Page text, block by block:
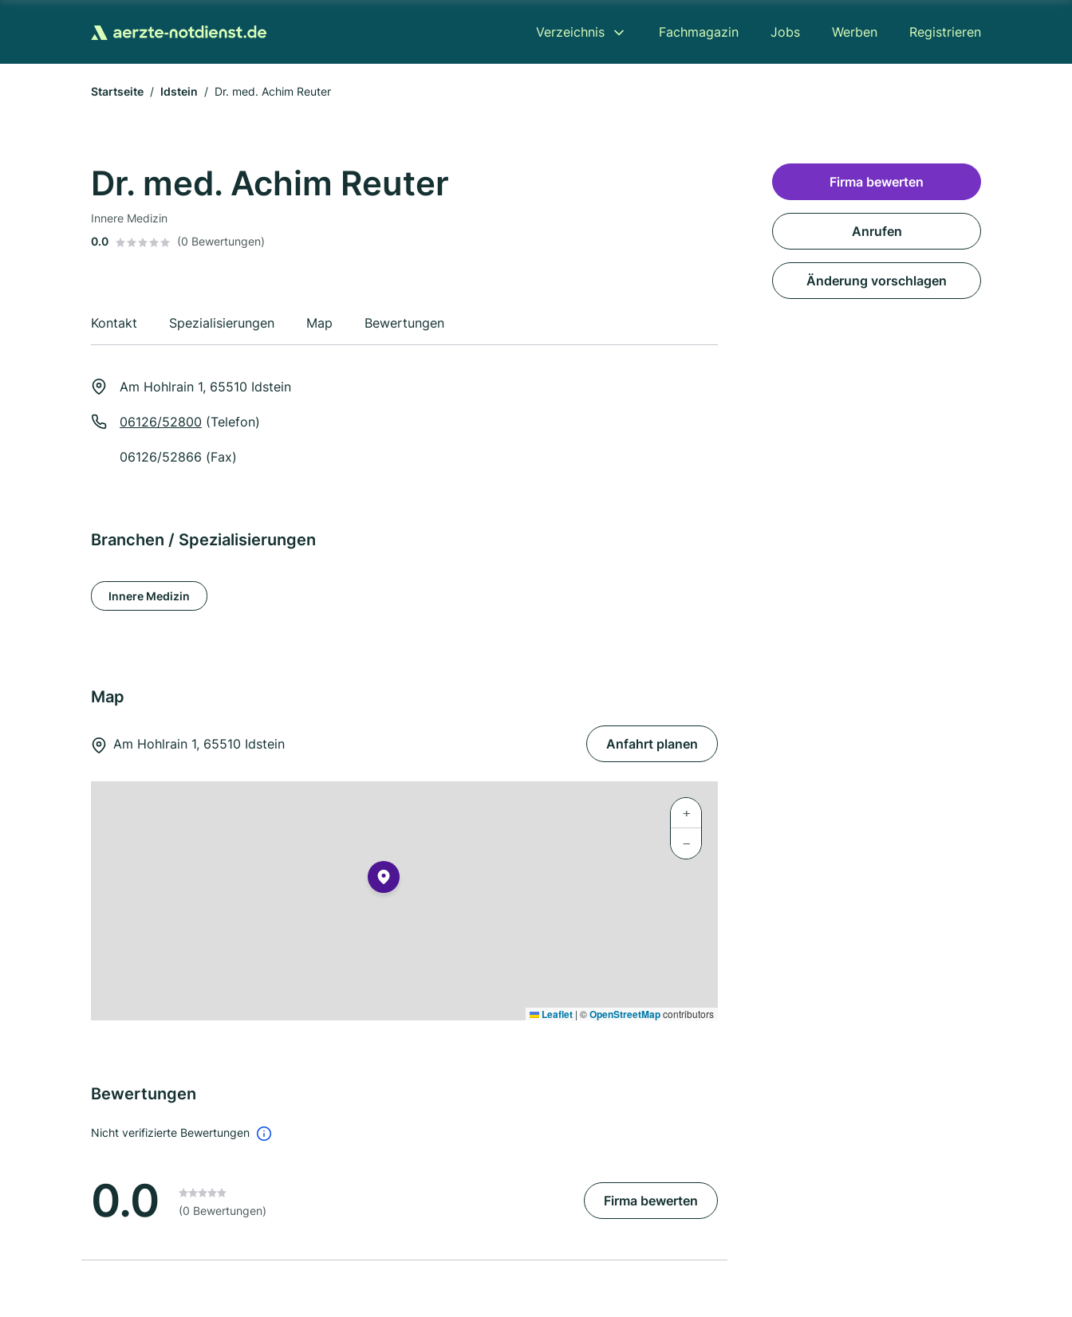
Verzeichnis Fachmagazin Jobs Werben Registrieren
Startseite Idstein Dr. med. Achim Reuter
Dr. med. Achim Reuter
Innere Medizin
0.0
(0 Bewertungen)
Kontakt Spezialisierungen Map Bewertungen
Am Hohlrain 1, 65510 Idstein
06126/52800 (Telefon)
06126/52866 (Fax)
Branchen / Spezialisierungen
Innere Medizin
Map
Am Hohlrain 1, 65510 Idstein Anfahrt planen
+
−
Leaflet | ©OpenStreetMapcontributors
Bewertungen
Nicht verifizierte Bewertungen
0.0 (0 Bewertungen)
Firma bewerten
Firma bewerten
Anrufen
Änderung vorschlagen